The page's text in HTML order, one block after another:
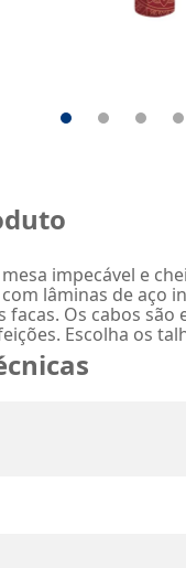
impecável e
lâminas de
facas. Os cabos
Escolha os